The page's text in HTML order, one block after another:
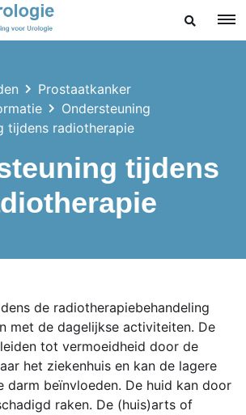
ZOEKEN
Prostaatkanker
Ondersteuning
tijdens radiotherapie
tijdens
de radiotherapiebehandeling
met de dagelijkse activiteiten. De
tot vermoeidheid door de
het ziekenhuis en kan de lagere
darm beïnvloeden. De huid kan door
raken. De (huis)arts of